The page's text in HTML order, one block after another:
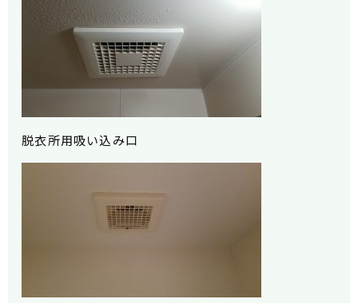
脱衣所用吸い込み口